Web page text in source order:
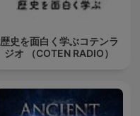
歴史を面白く学ぶコテンラ
ジオ （COTEN RADIO）